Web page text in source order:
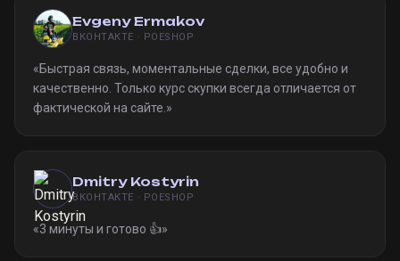
Evgeny Ermakov
ВКОНТАКТЕ · POESHOP
«Быстрая связь, моментальные сделки, все удобно и
качественно. Только курс скупки всегда отличается от
фактической на сайте. »
Dmitry Kostyrin
ВКОНТАКТЕ · POESHOP
«3 минуты и готово 👍»